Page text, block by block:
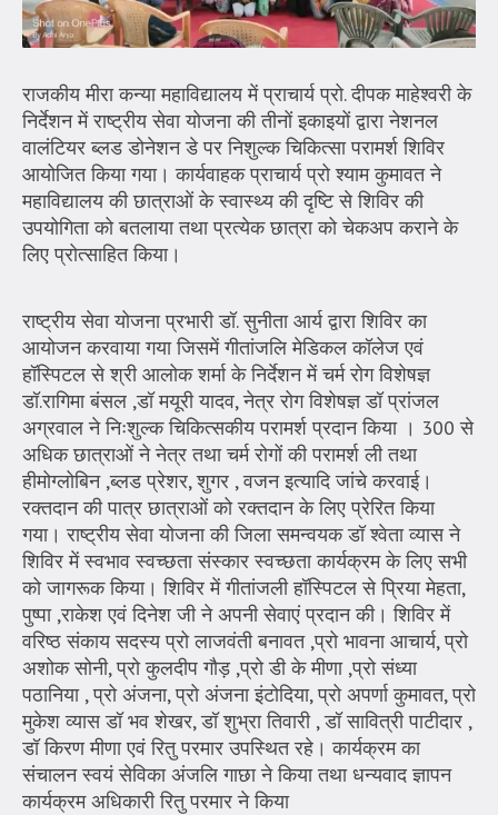
राजकीय मीरा कन्या महाविद्यालय में प्राचार्य प्रो. दीपक माहेश्वरी के
निर्देशन में राष्ट्रीय सेवा योजना की तीनों इकाइयों द्वारा नेशनल
वालंटियर ब्लड डोनेशन डे पर निशुल्क चिकित्सा परामर्श शिविर
आयोजित किया गया। कार्यवाहक प्राचार्य प्रो श्याम कुमावत ने
महाविद्यालय की छात्राओं के स्वास्थ्य की दृष्टि से शिविर की
उपयोगिता को बतलाया तथा प्रत्येक छात्रा को चेकअप कराने के
लिए प्रोत्साहित किया।
राष्ट्रीय सेवा योजना प्रभारी डॉ. सुनीता आर्य द्वारा शिविर का
आयोजन करवाया गया जिसमें गीतांजलि मेडिकल कॉलेज एवं
हॉस्पिटल से श्री आलोक शर्मा के निर्देशन में चर्म रोग विशेषज्ञ
डॉ.रागिमा बंसल ,डॉ मयूरी यादव, नेत्र रोग विशेषज्ञ डॉ प्रांजल
अग्रवाल ने निःशुल्क चिकित्सकीय परामर्श प्रदान किया । 300 से
अधिक छात्राओं ने नेत्र तथा चर्म रोगों की परामर्श ली तथा
हीमोग्लोबिन ,ब्लड प्रेशर, शुगर , वजन इत्यादि जांचे करवाई।
रक्तदान की पात्र छात्राओं को रक्तदान के लिए प्रेरित किया
गया। राष्ट्रीय सेवा योजना की जिला समन्वयक डॉ श्वेता व्यास ने
शिविर में स्वभाव स्वच्छता संस्कार स्वच्छता कार्यक्रम के लिए सभी
को जागरूक किया। शिविर में गीतांजली हॉस्पिटल से प्रिया मेहता,
पुष्पा ,राकेश एवं दिनेश जी ने अपनी सेवाएं प्रदान की। शिविर में
वरिष्ठ संकाय सदस्य प्रो लाजवंती बनावत ,प्रो भावना आचार्य, प्रो
अशोक सोनी, प्रो कुलदीप गौड़ ,प्रो डी के मीणा ,प्रो संध्या
पठानिया , प्रो अंजना, प्रो अंजना इंटोदिया, प्रो अपर्णा कुमावत, प्रो
मुकेश व्यास डॉ भव शेखर, डॉ शुभ्रा तिवारी , डॉ सावित्री पाटीदार ,
डॉ किरण मीणा एवं रितु परमार उपस्थित रहे। कार्यक्रम का
संचालन स्वयं सेविका अंजलि गाछा ने किया तथा धन्यवाद ज्ञापन
कार्यक्रम अधिकारी रितु परमार ने किया